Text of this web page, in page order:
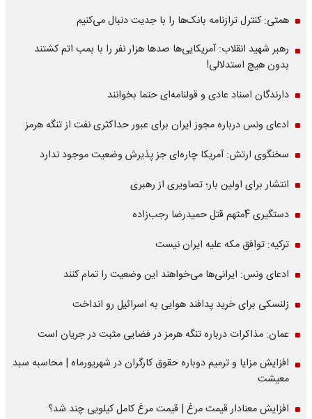
همتی: کنترل ترازنامه بانک‌ها را با جدیت دنبال می‌کنیم
رهبر شهید انقلاب: آمریکایی‌ها صدها هزار نفر را با بمب اتم کشتند
بدون هیچ استدلالی!
دارندگان اسناد عادی و قولنامه‌ای حتما بخوانند
ادعای ونس درباره مجوز ایران برای عبور حداکثری نفت از تنگه هرمز
سخنگوی ارتش: آمریکا چاره‌ای جز پذیرش وضعیت موجود ندارد
انتشار برای اولین بار؛ تصاویری از رهبری
دستگیری 4متهم قتل حمیدرضا رجب‌زاده
ترکیه: توافق مکه علیه ایران نیست
ادعای ونس: ایرانی‌ها می‌خواهند این وضعیت را تمام کنند
زلنسکی برای خرید پدافند هوایی به اسرائیل رو انداخت
عمان: مذاکرات درباره تنگه هرمز در فضایی مثبت در جریان است
افزایش مزایا و ترمیم دوباره حقوق کارگران در شهریورماه | محاسبه سبد
معیشت
افزایش معنادار قیمت مرغ | قیمت مرغ کامل کیلویی چند شد؟